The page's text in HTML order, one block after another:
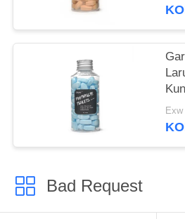
Bad Request